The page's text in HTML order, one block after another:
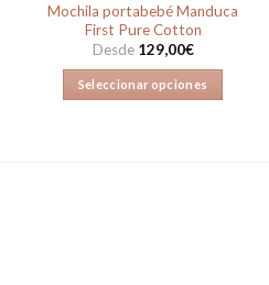
Mochila portabebé Manduca
First Pure Cotton
Desde 129,00€
Seleccionar opciones